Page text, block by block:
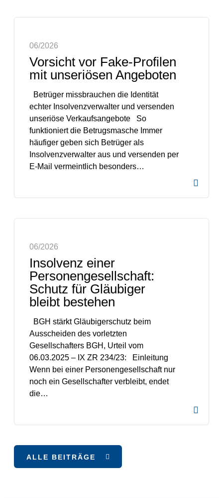
06/2026
Vorsicht vor Fake-Profilen
mit unseriösen Angeboten
Betrüger missbrauchen die Identität
echter Insolvenzverwalter und versenden
unseriöse Verkaufsangebote So
funktioniert die Betrugsmasche Immer
häufiger geben sich Betrüger als
Insolvenzverwalter aus und versenden per
E-Mail vermeintlich besonders…
06/2026
Insolvenz einer
Personengesellschaft:
Schutz für Gläubiger
bleibt bestehen
BGH stärkt Gläubigerschutz beim
Ausscheiden des vorletzten
Gesellschafters BGH, Urteil vom
06.03.2025 – IX ZR 234/23: Einleitung
Wenn bei einer Personengesellschaft nur
noch ein Gesellschafter verbleibt, endet
die…
ALLE BEITRÄGE